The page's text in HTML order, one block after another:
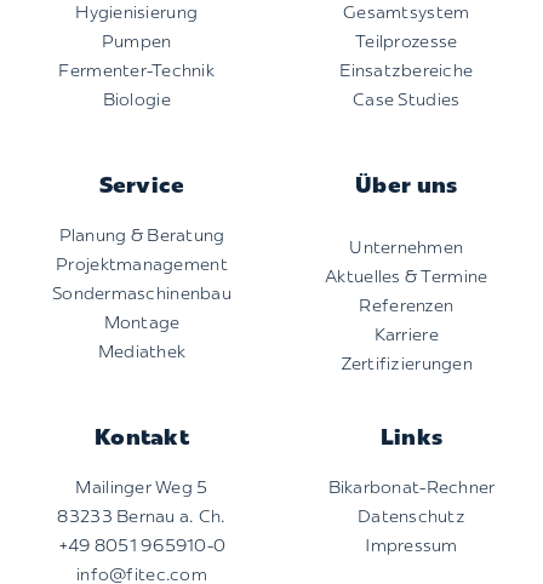
Hygienisierung
Pumpen
Fermenter-Technik
Biologie
Gesamtsystem
Teilprozesse
Einsatzbereiche
Case Studies
Service
Planung & Beratung
Projektmanagement
Sondermaschinenbau
Montage
Mediathek
Über uns
Unternehmen
Aktuelles & Termine
Referenzen
Karriere
Zertifizierungen
Kontakt
Mailinger Weg 5
83233 Bernau a. Ch.
+49 8051 965910-0
info@fitec.com
Links
Bikarbonat-Rechner
Datenschutz
Impressum